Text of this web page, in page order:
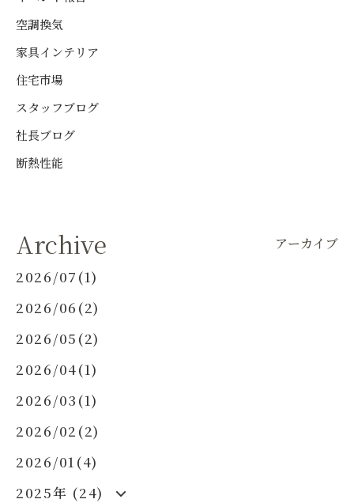
空調換気
家具インテリア
住宅市場
スタッフブログ
社長ブログ
断熱性能
Archive アーカイブ
2026/07(1)
2026/06(2)
2026/05(2)
2026/04(1)
2026/03(1)
2026/02(2)
2026/01(4)
2025年 (24)